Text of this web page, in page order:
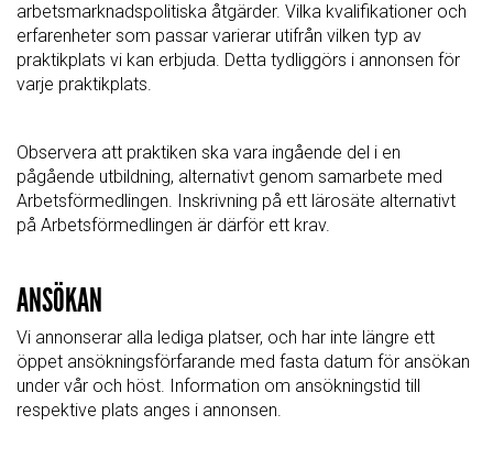
arbetsmarknadspolitiska åtgärder. Vilka kvalifikationer och
erfarenheter som passar varierar utifrån vilken typ av
praktikplats vi kan erbjuda. Detta tydliggörs i annonsen för
varje praktikplats.
Observera att praktiken ska vara ingående del i en
pågående utbildning, alternativt genom samarbete med
Arbetsförmedlingen. Inskrivning på ett lärosäte alternativt
på Arbetsförmedlingen är därför ett krav.
ANSÖKAN
Vi annonserar alla lediga platser, och har inte längre ett
öppet ansökningsförfarande med fasta datum för ansökan
under vår och höst. Information om ansökningstid till
respektive plats anges i annonsen.